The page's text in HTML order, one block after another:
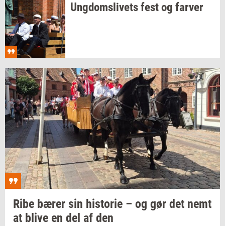
Ung­doms­li­vetsfest og far­ver
Ribe bærer sin hi­sto­rie – og gør det nemt
at blive en del af den